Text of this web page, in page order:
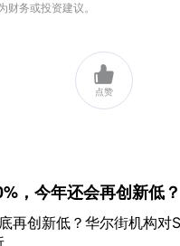
务或投资建议。

点赞
，今年还会再创新低？
再创新低？华尔街机构对